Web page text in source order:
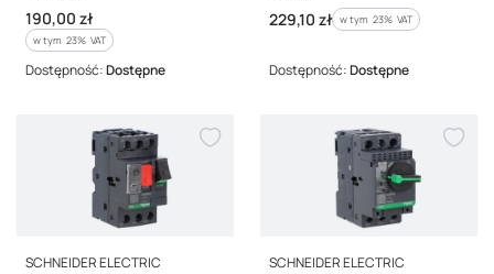
Cena brutto
190,00 zł
w tym %s VAT
w tym 23% VAT
Dostępność:Dostępne
Cena brutto
229,10 zł w tym %s VAT
w tym 23% VAT
Dostępność:Dostępne
PRODUCENT
SCHNEIDER ELECTRIC PRODUCENT
SCHNEIDER ELECTRIC